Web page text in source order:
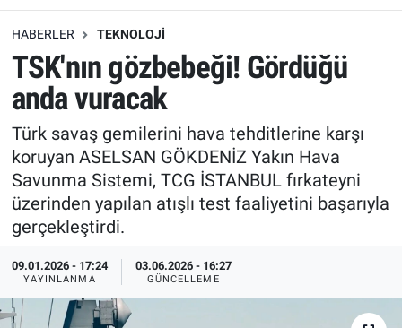
HABERLER TEKNOLOJI
TSK'nın gözbebeği! Gördüğü
anda vuracak
Türk savaş gemilerini hava tehditlerine karşı
koruyan ASELSAN GÖKDENİZ Yakın Hava
Savunma Sistemi, TCG İSTANBUL fırkateyni
üzerinden yapılan atışlı test faaliyetini başarıyla
gerçekleştirdi.
09.01.2026 - 17:24
YAYINLANMA
03.06.2026 - 16:27
GÜNCELLEME
Erişim Bilgileri
Ekonomi
Trend
Özel Haberler
Erişim Bilgileri
Spor
Ekonomi
Dünya
Erişim Bilgileri
Tüm Manşetler
Son Dakika Haberleri
Haber Arşivi